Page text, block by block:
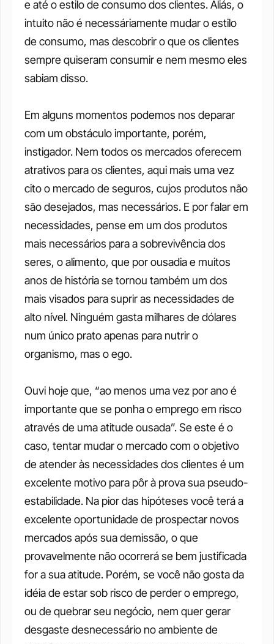
e até o estilo de consumo dos clientes. Aliás, o
intuito não é necessáriamente mudar o estilo
de consumo, mas descobrir o que os clientes
sempre quiseram consumir e nem mesmo eles
sabiam disso.
Em alguns momentos podemos nos deparar
com um obstáculo importante, porém,
instigador. Nem todos os mercados oferecem
atrativos para os clientes, aqui mais uma vez
cito o mercado de seguros, cujos produtos não
são desejados, mas necessários. E por falar em
necessidades, pense em um dos produtos
mais necessários para a sobrevivência dos
seres, o alimento, que por ousadia e muitos
anos de história se tornou também um dos
mais visados para suprir as necessidades de
alto nível. Ninguém gasta milhares de dólares
num único prato apenas para nutrir o
organismo, mas o ego.
Ouvi hoje que, “ao menos uma vez por ano é
importante que se ponha o emprego em risco
através de uma atitude ousada”. Se este é o
caso, tentar mudar o mercado com o objetivo
de atender às necessidades dos clientes é um
excelente motivo para pôr à prova sua pseudo-
estabilidade. Na pior das hipóteses você terá a
excelente oportunidade de prospectar novos
mercados após sua demissão, o que
provavelmente não ocorrerá se bem justificada
for a sua atitude. Porém, se você não gosta da
idéia de estar sob risco de perder o emprego,
ou de quebrar seu negócio, nem quer gerar
desgaste desnecessário no ambiente de